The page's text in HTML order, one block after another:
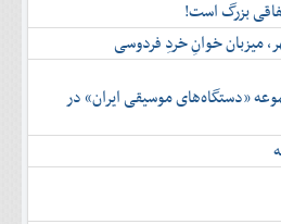
بزرگ است!
میزبان خوانِ خردِ فردوسی
«دستگاه‌های موسیقی ایران» در